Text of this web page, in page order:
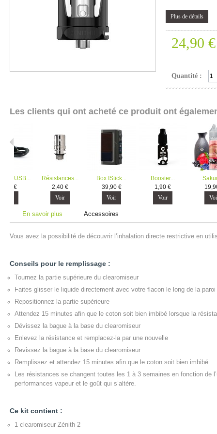
Plus de détails
24,90 €
Quantité :
Les clients qui ont acheté ce produit ont
USB...
5,90 €
Résistances...
2,40 €
Voir
Box IStick...
39,90 €
Voir
Booster...
1,90 €
Voir
En savoir plus Accessoires
Vous avez la possibilité de découvrir l’inhalation directe restrictive en
Conseils pour le remplissage :
Tournez la partie supérieure du clearomiseur
Faites glisser le liquide directement avec votre flacon le long de la paroi
Repositionnez la partie supérieure
Attendez 15 minutes afin que le coton soit bien imbibé lorsque la
Dévissez la bague à la base du clearomiseur
Enlevez la résistance et remplacez-la par une nouvelle
Revissez la bague à la base du clearomiseur
Remplissez et attendez 15 minutes afin que le coton soit bien imbibé
Les résistances se changent toutes les 1 à 3 semaines en fonction de
performances vapeur et le goût qui s’altère.
Ce kit contient :
1 clearomiseur Zénith 2